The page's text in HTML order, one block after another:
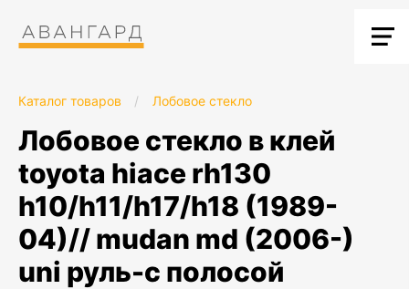
Каталог товаров / Лобовое стекло
лобовое стекло в клей
toyota hiace rh130
h10/h11/h17/h18 (1989-
04)// mudan md (2006-)
uni руль-с полосой